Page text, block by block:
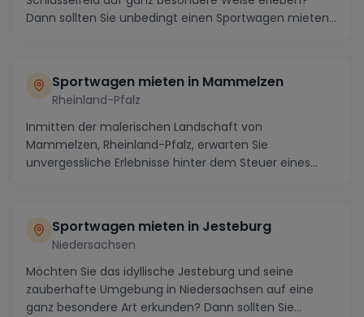
Dann sollten Sie unbedingt einen Sportwagen mieten!
Sportwagen mieten in Mammelzen
Rheinland-Pfalz
Inmitten der malerischen Landschaft von
Mammelzen, Rheinland-Pfalz, erwarten Sie
unvergessliche Erlebnisse hinter dem Steuer eines
Sportwagen mieten in Jesteburg
Niedersachsen
Möchten Sie das idyllische Jesteburg und seine
zauberhafte Umgebung in Niedersachsen auf eine
ganz besondere Art erkunden? Dann sollten Sie